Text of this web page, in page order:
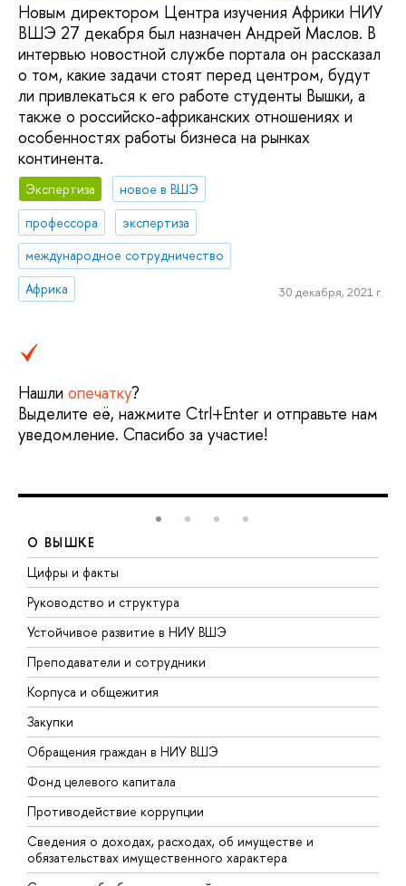
Новым директором Центра изучения Африки НИУ
ВШЭ 27 декабря был назначен Андрей Маслов. В
интервью новостной службе портала он рассказал
о том, какие задачи стоят перед центром, будут
ли привлекаться к его работе студенты Вышки, а
также о российско-африканских отношениях и
особенностях работы бизнеса на рынках
континента.
Экспертиза
новое в ВШЭ
профессора
экспертиза
международное сотрудничество
Африка
30 декабря, 2021 г.
Нашли опечатку?
Выделите её, нажмите Ctrl+Enter и отправьте нам
уведомление. Спасибо за участие!
О ВЫШКЕ
Цифры и факты
Руководство и структура
Устойчивое развитие в НИУ ВШЭ
Преподаватели и сотрудники
Корпуса и общежития
Закупки
Обращения граждан в НИУ ВШЭ
Фонд целевого капитала
Противодействие коррупции
Сведения о доходах, расходах, об имуществе и
обязательствах имущественного характера